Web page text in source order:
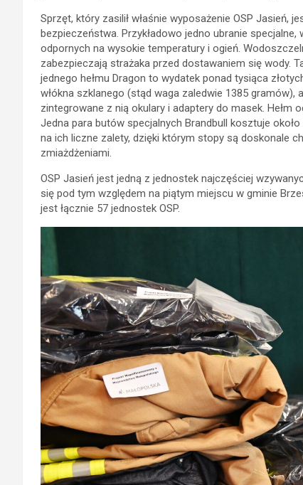
Sprzęt, który zasilił właśnie wyposażenie OSP Jasień,
bezpieczeństwa. Przykładowo jedno ubranie
odpornych na wysokie temperatury i ogień.
zabezpieczają strażaka przed dostawaniem się wody.
jednego hełmu Dragon to wydatek ponad tysiąca
włókna szklanego (stąd waga zaledwie 1385 gramów),
zintegrowane z nią okulary i adaptery do masek.
Jedna para butów specjalnych Brandbull kosztuje
na ich liczne zalety, dzięki którym stopy są doskonale
zmiażdżeniami.
OSP Jasień jest jedną z jednostek najczęściej
się pod tym względem na piątym miejscu w gminie
jest łącznie 57 jednostek OSP.